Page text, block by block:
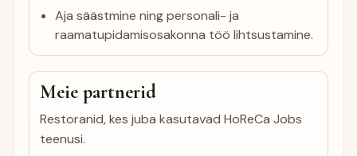
Aja säästmine ning personali- ja
raamatupidamisosakonna töö lihtsustamine.
Meie partnerid
Restoranid, kes juba kasutavad HoReCa Jobs
teenusi.